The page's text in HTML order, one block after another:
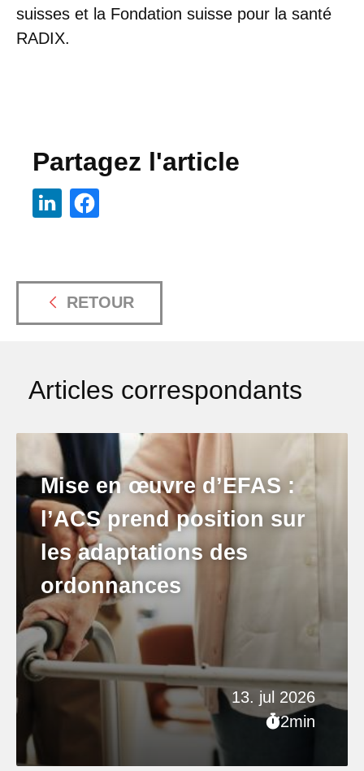
suisses et la Fondation suisse pour la santé
RADIX.
Partagez l'article
RETOUR
Articles correspondants
13. jul 2026
2min
Mise en œuvre d’EFAS :
l’ACS prend position sur
les adaptations des
ordonnances